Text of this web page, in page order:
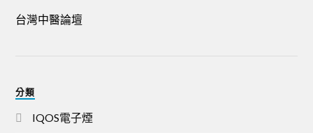
台灣中醫論壇
分類
IQOS電子煙